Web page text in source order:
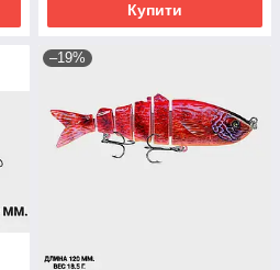
Купити
–19%